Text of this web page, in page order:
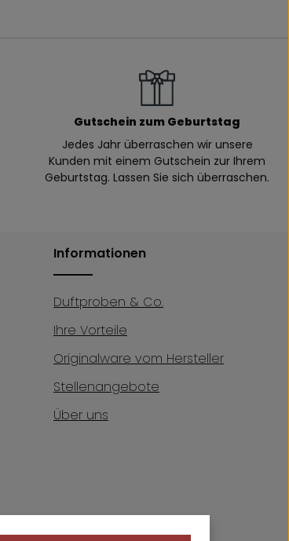
Gutschein zum Geburtstag
Jedes Jahr überraschen wir unsere
Kunden mit einem Gutschein zur Ihrem
Geburtstag. Lassen Sie sich überraschen.
Informationen
Duftproben & Co.
Ihre Vorteile
Originalware vom Hersteller
Stellenangebote
Über uns